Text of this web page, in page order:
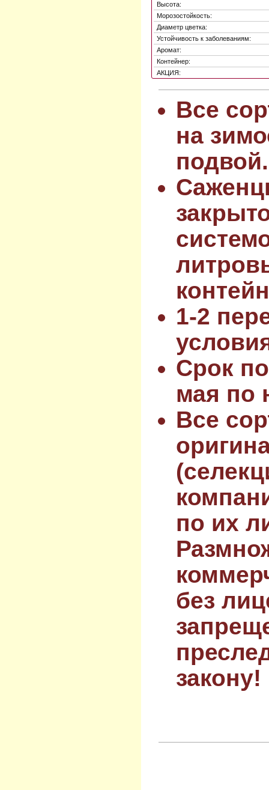
Высота:
Морозостойкость:
Диаметр цветка:
Устойчивость к заболеваниям:
Аромат:
Контейнер:
АКЦИЯ:
Все
на
подвой.
1-2
Срок
мая по
Все
по их
без
закону!